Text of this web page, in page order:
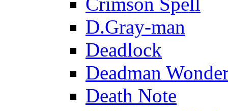
D.Gray-man
Deadlock
Deadman
Death Note